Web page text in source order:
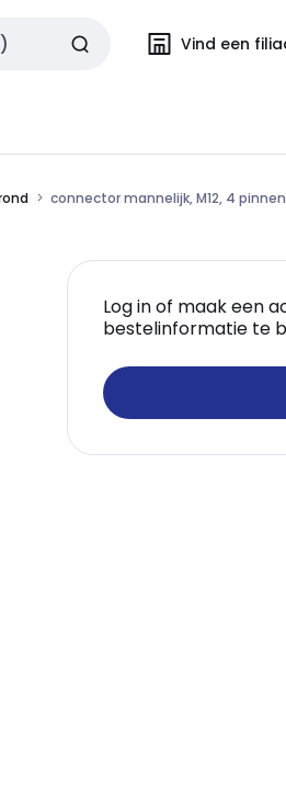
Vind een
connector mannelijk, M12, 4
Log in of maak een
bestelinformatie te